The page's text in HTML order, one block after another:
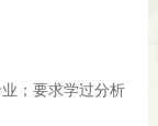
；要求学过分析